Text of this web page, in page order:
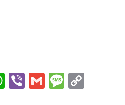
WhatsApp
ViberGmail